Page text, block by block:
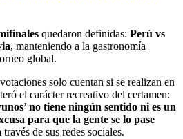
quedaron definidas: Perú vs
, manteniendo a la gastronomía
global.
solo cuentan si se realizan en
el carácter recreativo del certamen:
no tiene ningún sentido ni es un
para que la gente se lo pase
de sus redes sociales.